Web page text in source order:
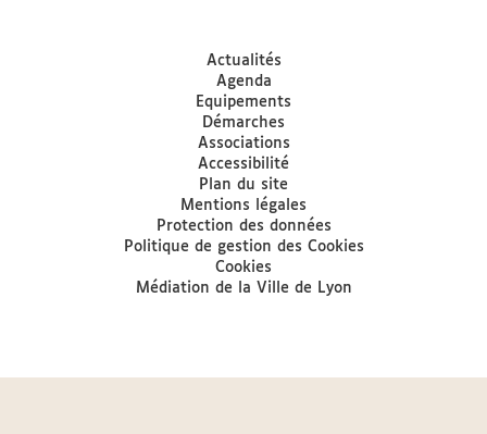
Actualités
Agenda
Equipements
Démarches
Associations
Accessibilité
Plan du site
Mentions légales
Protection des données
Politique de gestion des Cookies
Cookies
Médiation de la Ville de Lyon